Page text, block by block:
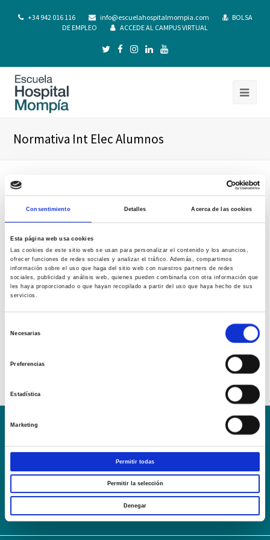
Consentimiento Detalles Acerca de las cookies
Esta página web usa cookies
Las cookies de este sitio web se usan para personalizar el contenido y los anuncios,
ofrecer funciones de redes sociales y analizar el tráfico. Además, compartimos
información sobre el uso que haga del sitio web con nuestros partners de redes
sociales, publicidad y análisis web, quienes pueden combinarla con otra información que
les haya proporcionado o que hayan recopilado a partir del uso que haya hecho de sus
servicios.
Necesarias
Preferencias
Estadística
Marketing
Permitir todas
Permitir la selección
Denegar
+34 942 016 116 info@escuelahospitalmompia.com
BOLSA
DE EMPLEO
ACCEDE AL CAMPUS VIRTUAL
Normativa Int Elec Alumnos
AVISO LEGAL – TÉRMINOS Y CONDICIONES DE SERVICIOS
ONLINE
Política de cookies
Contacto
Webmail User Login